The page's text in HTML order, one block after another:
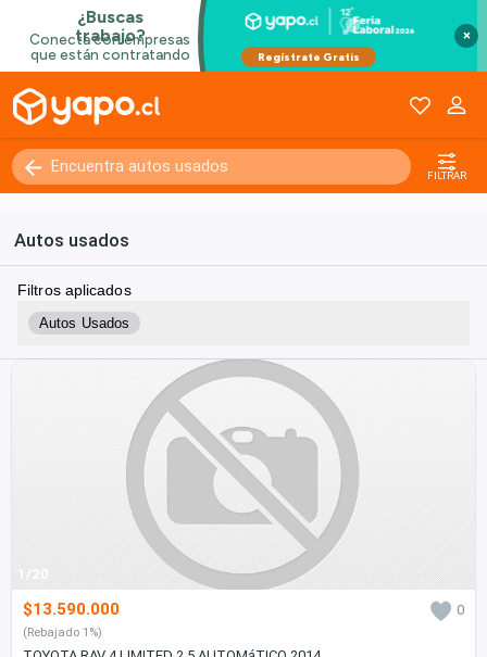
×
FILTRAR
Autos usados
Filtros aplicados
Autos Usados
1/20
$13.590.000 0
(Rebajado 1%)